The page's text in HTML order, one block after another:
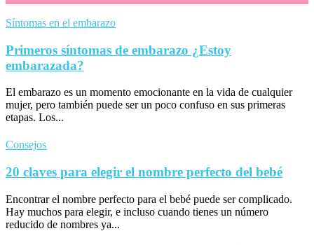
Síntomas en el embarazo
Primeros síntomas de embarazo ¿Estoy
embarazada?
El embarazo es un momento emocionante en la vida de cualquier
mujer, pero también puede ser un poco confuso en sus primeras
etapas. Los...
Consejos
20 claves para elegir el nombre perfecto del bebé
Encontrar el nombre perfecto para el bebé puede ser complicado.
Hay muchos para elegir, e incluso cuando tienes un número
reducido de nombres ya...